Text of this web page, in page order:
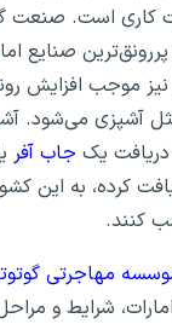
کاری است. صنعت
پررونق‌ترین صنایع
موجب افزایش
آشپزی می‌شود.
دریافت یک جاب آفر
کرده، به این
کنند.
مهاجرتی
شرایط و